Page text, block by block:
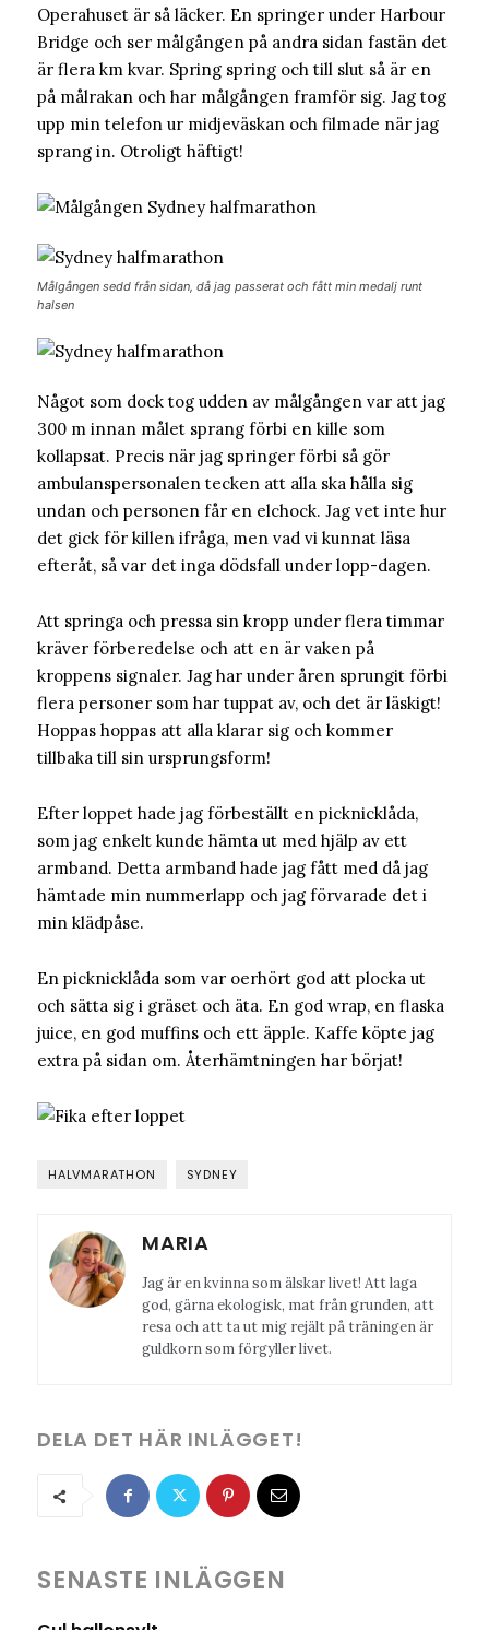
Operahuset är så läcker. En springer under Harbour
Bridge och ser målgången på andra sidan fastän det
är flera km kvar. Spring spring och till slut så är en
på målrakan och har målgången framför sig. Jag tog
upp min telefon ur midjeväskan och filmade när jag
sprang in. Otroligt häftigt!
Målgången sedd från sidan, då jag passerat och fått min medalj runt
halsen
Något som dock tog udden av målgången var att jag
300 m innan målet sprang förbi en kille som
kollapsat. Precis när jag springer förbi så gör
ambulanspersonalen tecken att alla ska hålla sig
undan och personen får en elchock. Jag vet inte hur
det gick för killen ifråga, men vad vi kunnat läsa
efteråt, så var det inga dödsfall under lopp-dagen.
Att springa och pressa sin kropp under flera timmar
kräver förberedelse och att en är vaken på
kroppens signaler. Jag har under åren sprungit förbi
flera personer som har tuppat av, och det är läskigt!
Hoppas hoppas att alla klarar sig och kommer
tillbaka till sin ursprungsform!
Efter loppet hade jag förbeställt en picknicklåda,
som jag enkelt kunde hämta ut med hjälp av ett
armband. Detta armband hade jag fått med då jag
hämtade min nummerlapp och jag förvarade det i
min klädpåse.
En picknicklåda som var oerhört god att plocka ut
och sätta sig i gräset och äta. En god wrap, en flaska
juice, en god muffins och ett äpple. Kaffe köpte jag
extra på sidan om. Återhämtningen har börjat!
HALVMARATHON SYDNEY
MARIA
Jag är en kvinna som älskar livet! Att laga
god, gärna ekologisk, mat från grunden, att
resa och att ta ut mig rejält på träningen är
guldkorn som förgyller livet.
DELA DET HÄR INLÄGGET!
SENASTE INLÄGGEN